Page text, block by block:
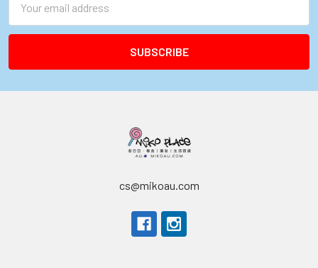
Address
cs@mikoau.com